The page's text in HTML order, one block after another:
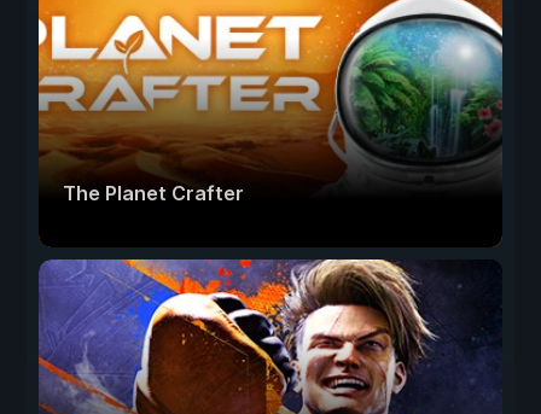
The Planet Crafter